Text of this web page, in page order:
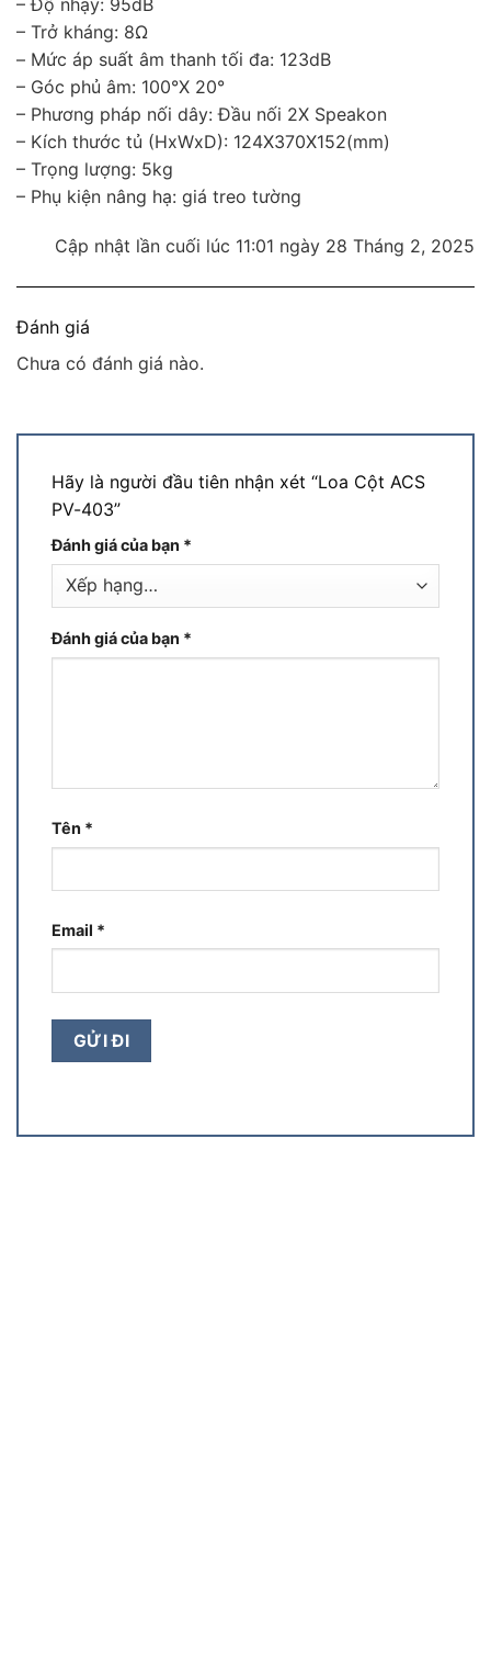
– Trở kháng: 8Ω
– Mức áp suất âm thanh tối đa: 123dB
– Góc phủ âm: 100°X 20°
– Phương pháp nối dây: Đầu nối 2X Speakon
– Kích thước tủ (HxWxD): 124X370X152(mm)
– Trọng lượng: 5kg
– Phụ kiện nâng hạ: giá treo tường
Cập nhật lần cuối lúc 11:01 ngày 28 Tháng 2, 2025
Đánh giá
Chưa có đánh giá nào.
Hãy là người đầu tiên nhận xét “Loa Cột ACS
PV-403”
Đánh giá của bạn *
Đánh giá của bạn *
Tên *
Email *